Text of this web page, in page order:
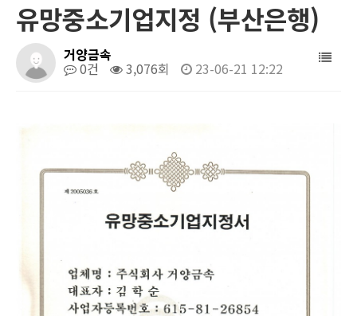
유망중소기업지정 (부산은행)
거양금속
0건 3,076회 23-06-21 12:22